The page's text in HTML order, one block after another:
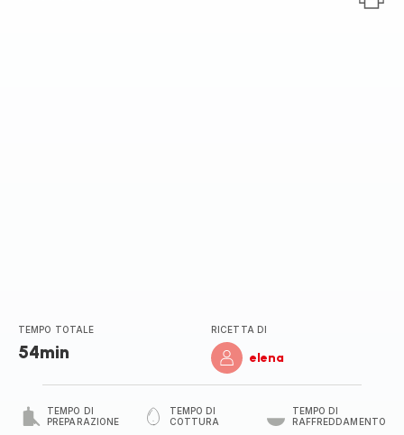
TEMPO TOTALE
54min
RICETTA DI
elena
TEMPO DI
PREPARAZIONE
TEMPO DI
COTTURA
TEMPO DI
RAFFREDDAMENTO